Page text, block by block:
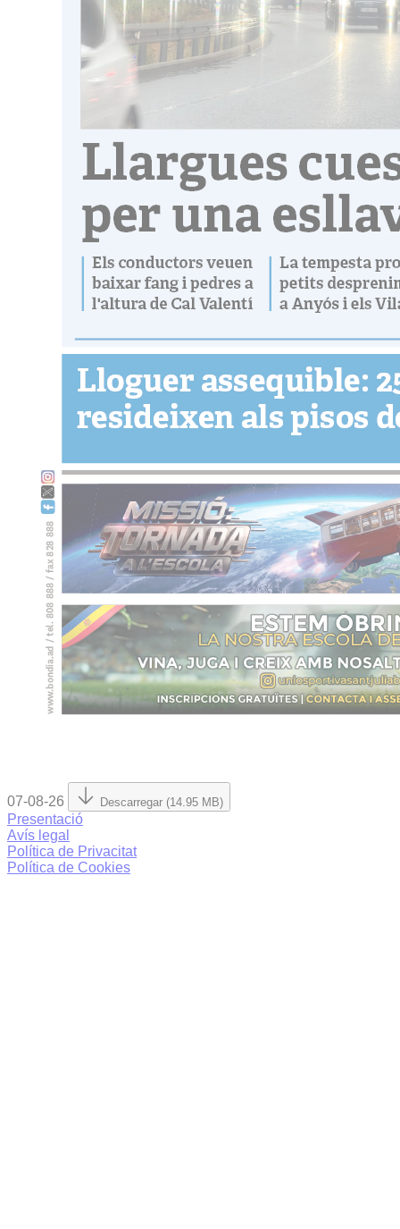
07-08-26 Descarregar (14.95 MB)
Presentació
Avís legal
Política de Privacitat
Política de Cookies